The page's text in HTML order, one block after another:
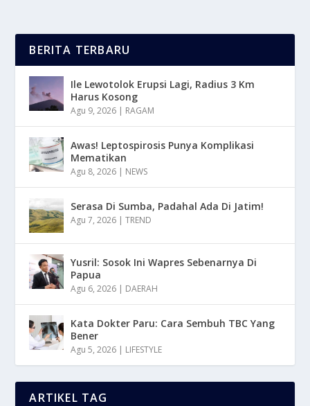
BERITA TERBARU
Ile Lewotolok Erupsi Lagi, Radius 3 Km
Harus Kosong
Agu 9, 2026 | RAGAM
Awas! Leptospirosis Punya Komplikasi
Mematikan
Agu 8, 2026 | NEWS
Serasa Di Sumba, Padahal Ada Di Jatim!
Agu 7, 2026 |TREND
Yusril: Sosok Ini Wapres Sebenarnya Di
Papua
Agu 6, 2026 | DAERAH
Kata Dokter Paru: Cara Sembuh TBC Yang
Bener
Agu 5, 2026 | LIFESTYLE
ARTIKEL TAG